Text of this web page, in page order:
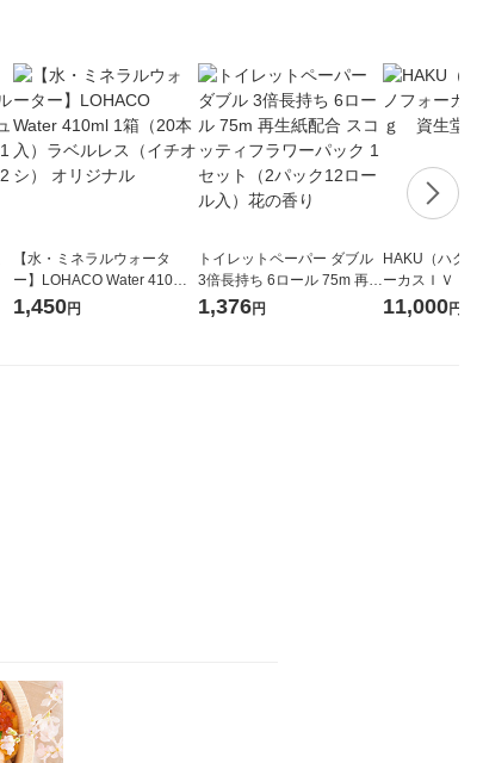
【水・ミネラルウォータ
ー】LOHACO Water 410ml
1箱（20本入）ラベルレス
1,450円
トイレットペーパー ダブル
3倍長持ち 6ロール 75m 再生
紙配合 スコッティフラワー
1,376円
HAKU（ハク
ーカスＩＶ
堂 おまけ付き
11,000円